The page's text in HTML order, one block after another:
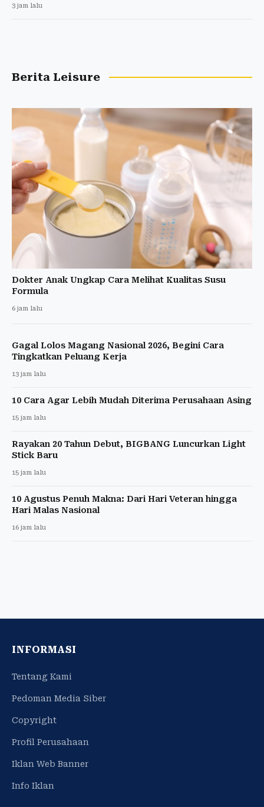
3 jam lalu
Berita Leisure
Dokter Anak Ungkap Cara Melihat Kualitas Susu
Formula
6 jam lalu
Gagal Lolos Magang Nasional 2026, Begini Cara
Tingkatkan Peluang Kerja
13 jam lalu
10 Cara Agar Lebih Mudah Diterima Perusahaan Asing
15 jam lalu
Rayakan 20 Tahun Debut, BIGBANG Luncurkan Light
Stick Baru
15 jam lalu
10 Agustus Penuh Makna: Dari Hari Veteran hingga
Hari Malas Nasional
16 jam lalu
INFORMASI
Tentang Kami
Pedoman Media Siber
Copyright
Profil Perusahaan
Iklan Web Banner
Info Iklan